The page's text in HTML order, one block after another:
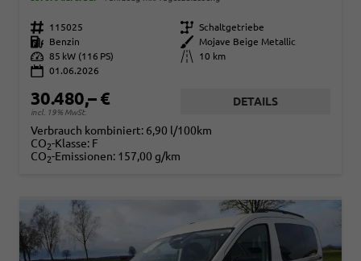
Fahrzeugnr. 115025 Getriebe Schaltgetriebe
Kraftstoff
Benzin Außenfarbe
Mojave Beige Metallic
Leistung 85 kW (116 PS) Kilometerstand
10 km
01.06.2026
30.480,– €
incl. 19% MwSt.
DETAILS
Verbrauch kombiniert: 6,90 l/100km
CO2-Klasse: F
CO2-Emissionen: 157,00 g/km